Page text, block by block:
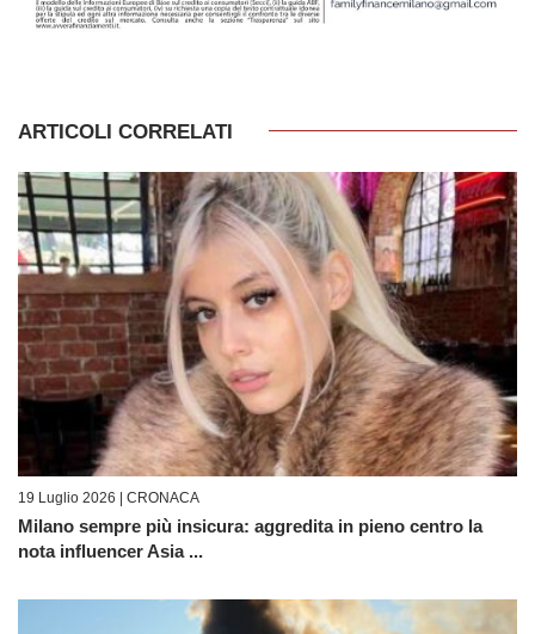
ARTICOLI CORRELATI
19 Luglio 2026 | CRONACA
Milano sempre più insicura: aggredita in pieno centro la
nota influencer Asia ...